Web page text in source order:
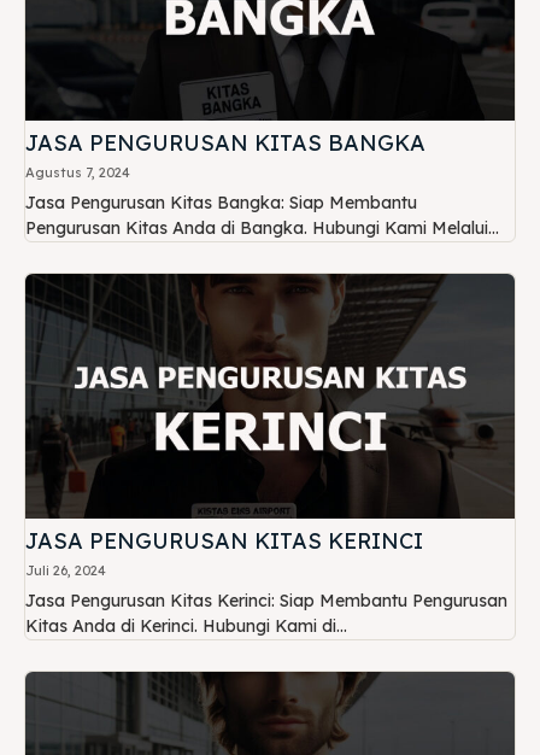
JASA PENGURUSAN KITAS BANGKA
Agustus 7, 2024
Jasa Pengurusan Kitas Bangka: Siap Membantu
Pengurusan Kitas Anda di Bangka. Hubungi Kami Melalui...
JASA PENGURUSAN KITAS KERINCI
Juli 26, 2024
Jasa Pengurusan Kitas Kerinci: Siap Membantu Pengurusan
Kitas Anda di Kerinci. Hubungi Kami di...